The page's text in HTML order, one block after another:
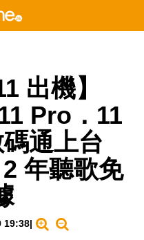
出機】
Pro．11
通上台
年聽歌免
19:38|